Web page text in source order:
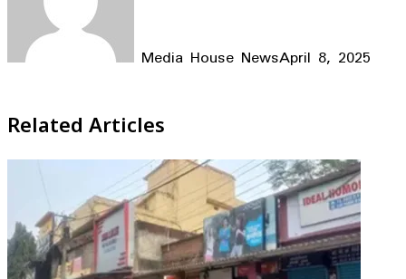
Media House NewsApril 8, 2025
Related Articles